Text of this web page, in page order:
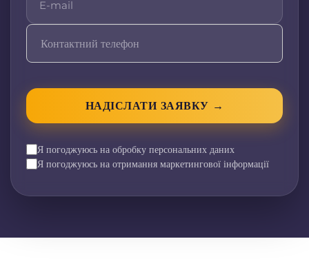
НАДІСЛАТИ ЗАЯВКУ →
Я погоджуюсь на обробку персональних даних
Я погоджуюсь на отримання маркетингової інформації